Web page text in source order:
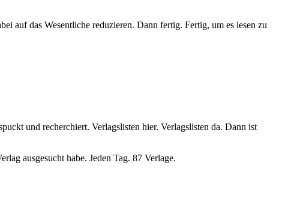
auf das Wesentliche reduzieren. Dann fertig. Fertig, um es lesen zu
und recherchiert. Verlagslisten hier. Verlagslisten da. Dann ist
ausgesucht habe. Jeden Tag. 87 Verlage.